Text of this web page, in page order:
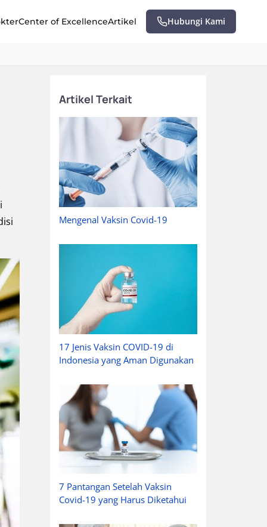
Center of ExcellenceArtikel Hubungi Kami
Artikel Terkait
Mengenal Vaksin Covid-19
17 Jenis Vaksin COVID-19 di
Indonesia yang Aman Digunakan
7 Pantangan Setelah Vaksin
Covid-19 yang Harus Diketahui